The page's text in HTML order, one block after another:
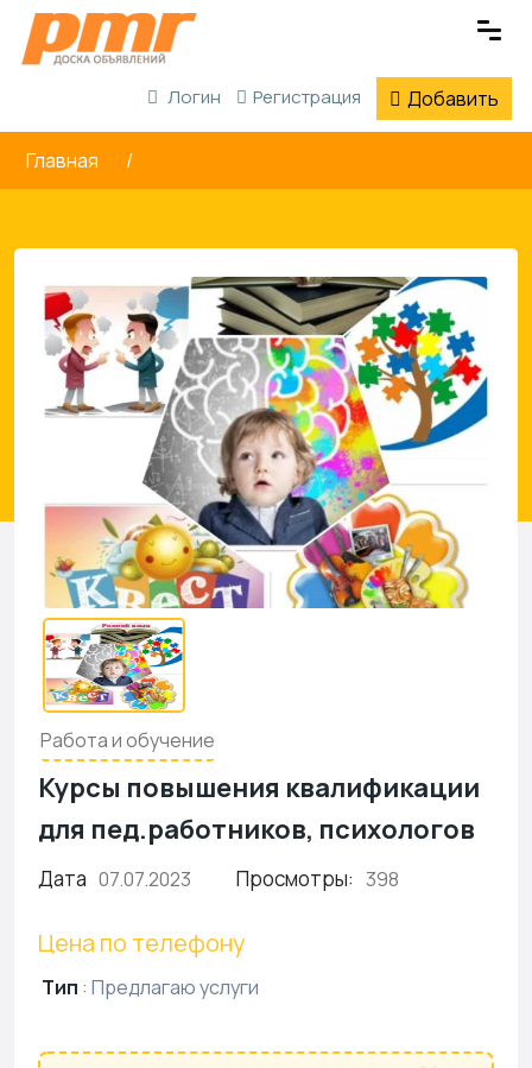
Логин Регистрация Добавить
Главная
Работа и обучение
Курсы повышения квалификации
для пед.работников, психологов
Дата 07.07.2023 Просмотры: 398
Цена по телефону
Тип : Предлагаю услуги